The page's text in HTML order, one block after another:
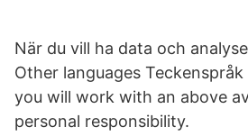
När du vill ha data och
Other languages Teckenspråk
you will work with an above
personal responsibility.